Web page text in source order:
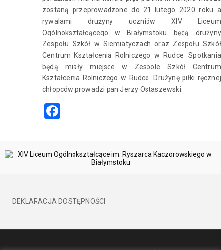
zostaną przeprowadzone do 21 lutego 2020 roku a
rywalami drużyny uczniów XIV Liceum
Ogólnokształcącego w Białymstoku będą drużyny
Zespołu Szkół w Siemiatyczach oraz Zespołu Szkół
Centrum Kształcenia Rolniczego w Rudce. Spotkania
będą miały miejsce w Zespole Szkół Centrum
Kształcenia Rolniczego w Rudce. Drużynę piłki ręcznej
chłopców prowadzi pan Jerzy Ostaszewski.
DEKLARACJA DOSTĘPNOŚCI